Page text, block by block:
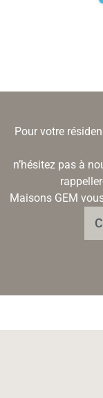
Pour votre
n’hésitez pas à
Maisons GEM